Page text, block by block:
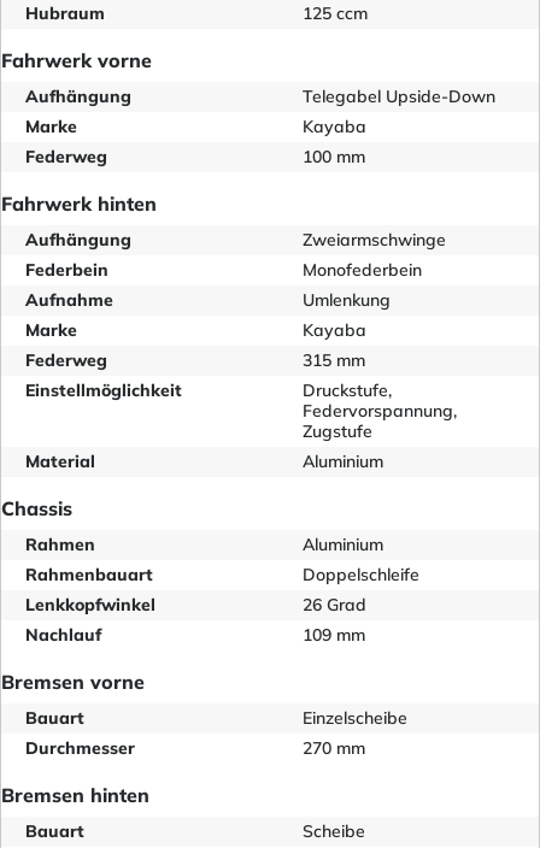
Hubraum
125 ccm
Fahrwerk vorne
Aufhängung
Telegabel Upside-Down
Marke
Kayaba
Federweg
100 mm
Fahrwerk hinten
Aufhängung
Zweiarmschwinge
Federbein
Monofederbein
Aufnahme
Umlenkung
Marke
Kayaba
Federweg
315 mm
Einstellmöglichkeit
Druckstufe,
Federvorspannung,
Zugstufe
Material
Aluminium
Chassis
Rahmen
Aluminium
Rahmenbauart
Doppelschleife
Lenkkopfwinkel
26 Grad
Nachlauf
109 mm
Bremsen vorne
Bauart
Einzelscheibe
Durchmesser
270 mm
Bremsen hinten
Bauart
Scheibe